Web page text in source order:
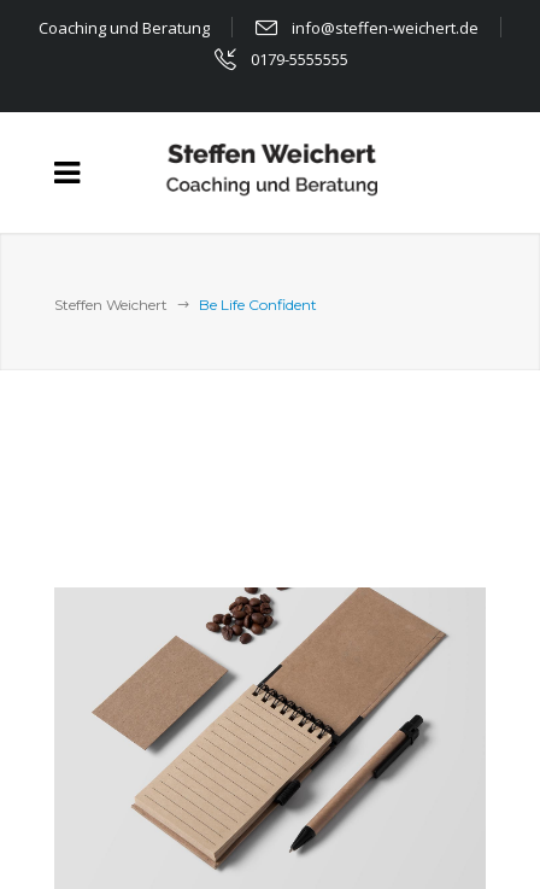
Coaching und Beratung
info@steffen-weichert.de
0179-5555555
Steffen Weichert Be Life Confident